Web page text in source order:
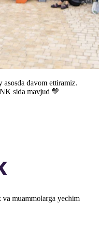
davom ettiramiz.
sida mavjud 💛
muammolarga yechim